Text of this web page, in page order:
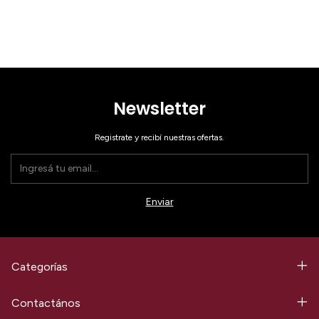
Newsletter
Registrate y recibí nuestras ofertas.
Categorías
Contactános